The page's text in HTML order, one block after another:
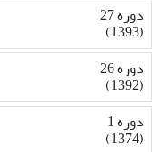
دوره 27
(1393)
دوره 26
(1392)
دوره 1
(1374)